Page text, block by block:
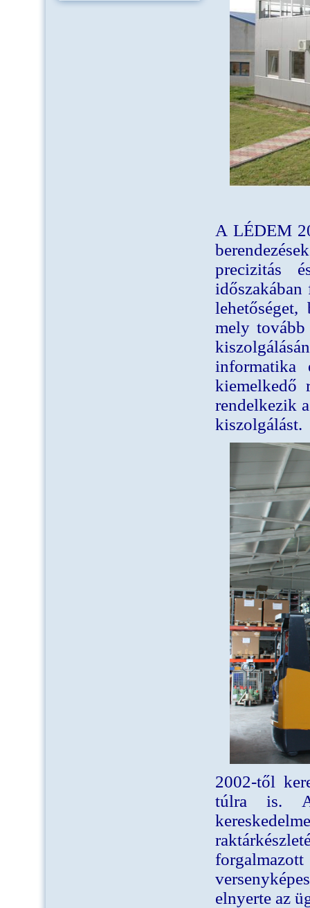
A LÉDEM
precizitás
mely
informatika
kiemelkedő
rendelkezik
kiszolgálást.
2002-től
túlra is. A
elnyerte az